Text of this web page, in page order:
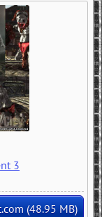
3
(48.95 MB)